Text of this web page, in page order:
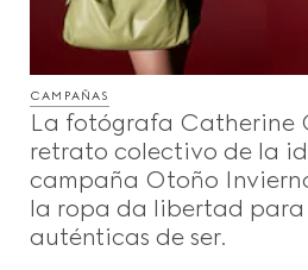
CAMPAÑAS
La fotógrafa Catherine
retrato colectivo de la
campaña Otoño
la ropa da libertad para
auténticas de ser.